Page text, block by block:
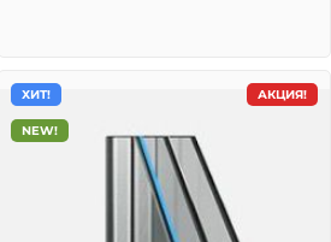
АКЦИЯ!
ХИТ!
NEW!